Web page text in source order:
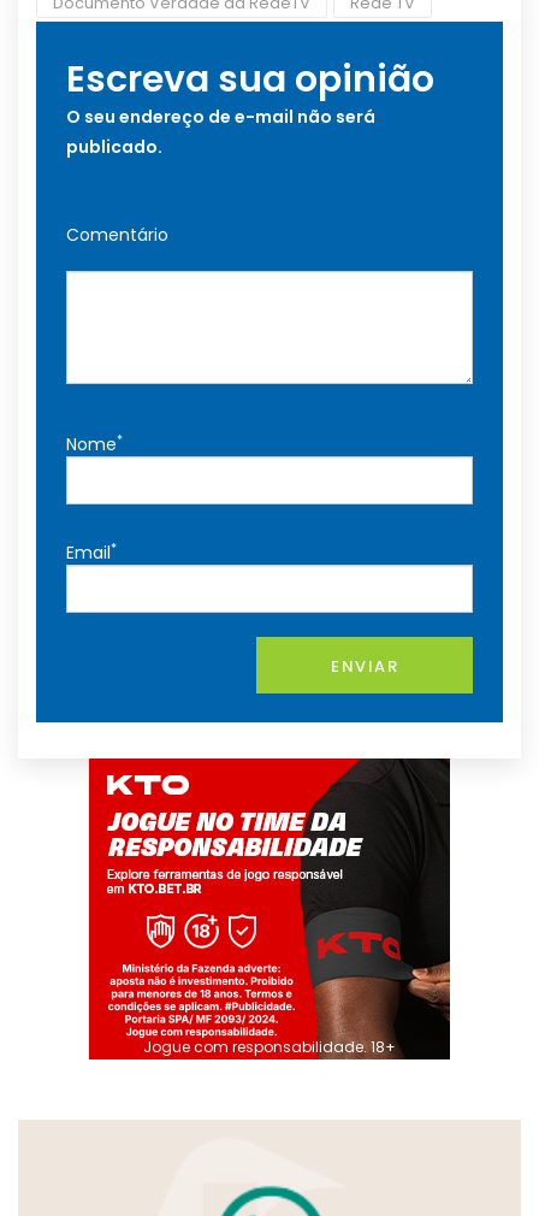
Escreva sua opinião
O seu endereço de e-mail não será
publicado.
Comentário
Nome*
Email*
ENVIAR
Jogue com responsabilidade. 18+